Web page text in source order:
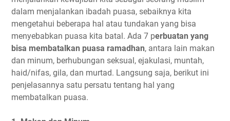
dalam menjalankan ibadah puasa, sebaiknya kita
mengetahui beberapa hal atau tundakan yang bisa
menyebabkan puasa kita batal. Ada 7 perbuatan yang
bisa membatalkan puasa ramadhan, antara lain makan
dan minum, berhubungan seksual, ejakulasi, muntah,
haid/nifas, gila, dan murtad. Langsung saja, berikut ini
penjelasannya satu persatu tentang hal yang
membatalkan puasa.